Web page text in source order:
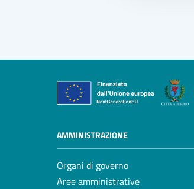
AMMINISTRAZIONE
Organi di governo
Aree amministrative